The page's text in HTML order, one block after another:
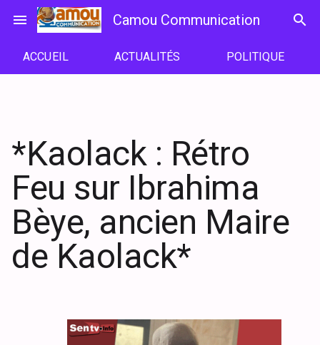
menu Camou Communication search
ACCUEIL ACTUALITÉS POLITIQUE
*Kaolack : Rétro
Feu sur Ibrahima
Bèye, ancien Maire
de Kaolack*